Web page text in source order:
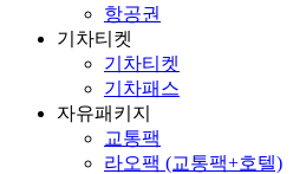
항공권
기차티켓
기차티켓
기차패스
자유패키지
교통팩
라오팩 (교통팩+호텔)